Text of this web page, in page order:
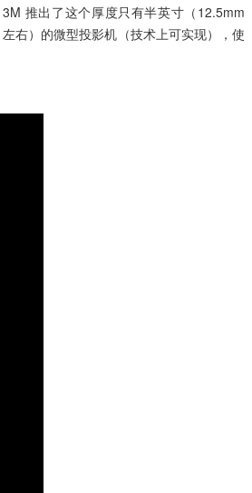
3M 推出了这个厚度只有半英寸（12.5mm
左右）的微型投影机（技术上可实现），使